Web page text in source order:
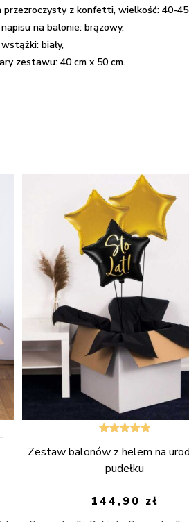
przezroczysty z konfetti, wielkość: 40-
na balonie: brązowy,
biały,
zestawu: 40 cm x 50 cm.
5.00 na 5
Zestaw balonów z helem na
pudełku
144,90 zł